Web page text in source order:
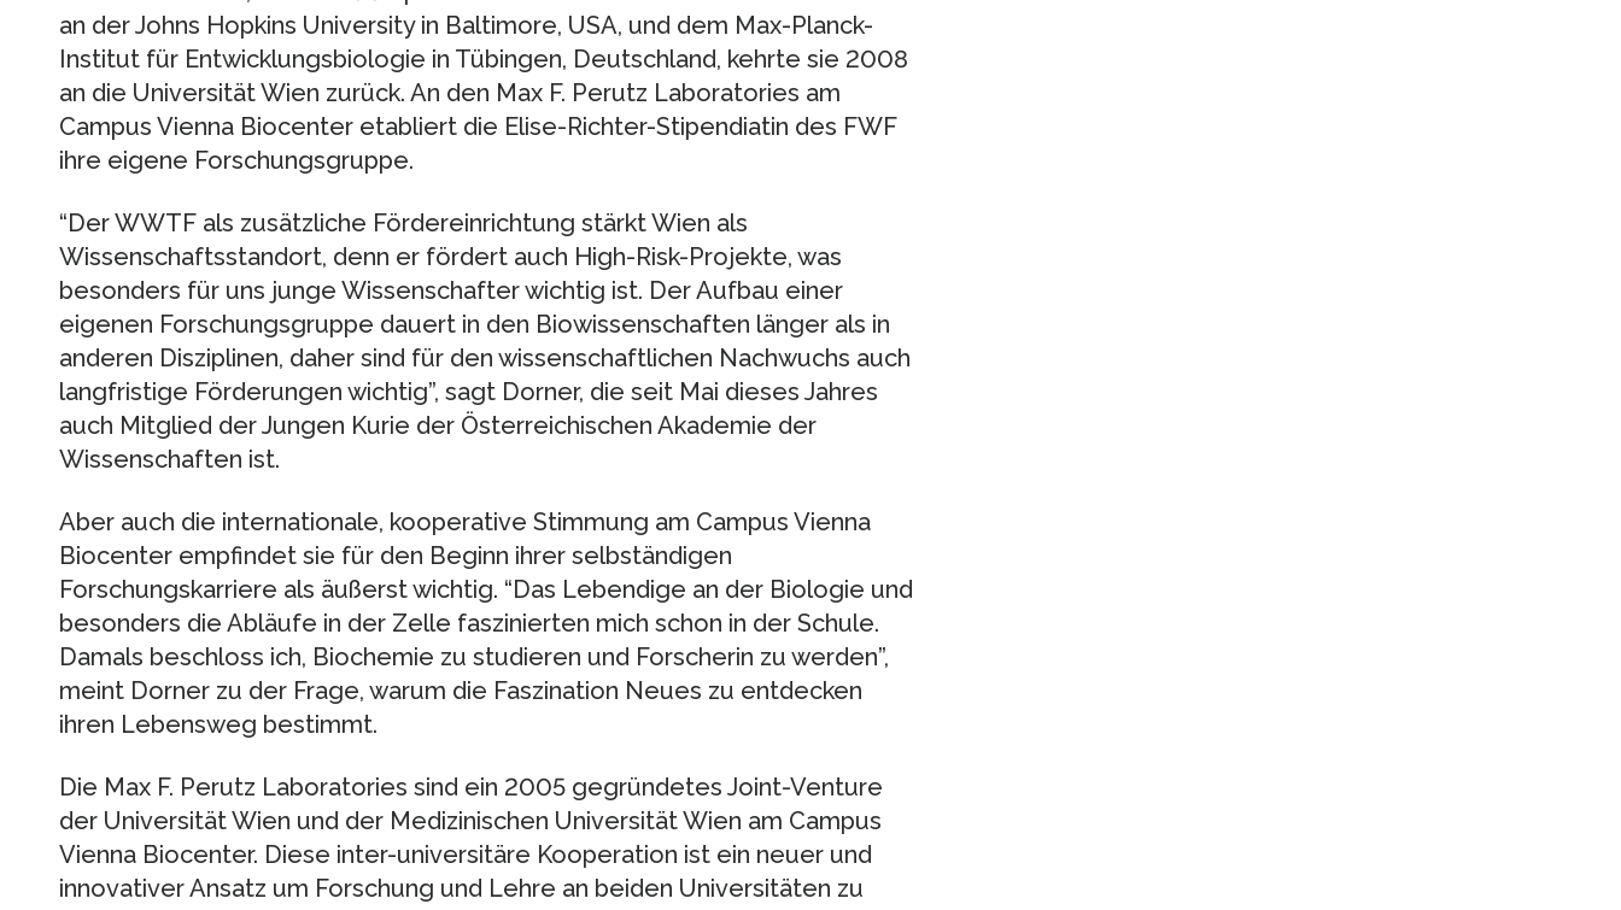
an der Johns Hopkins University in Baltimore, USA, und dem Max-Planck-
Institut für Entwicklungsbiologie in Tübingen, Deutschland, kehrte sie 2008
an die Universität Wien zurück. An den Max F. Perutz Laboratories am
Campus Vienna Biocenter etabliert die Elise-Richter-Stipendiatin des FWF
ihre eigene Forschungsgruppe.
“Der WWTF als zusätzliche Fördereinrichtung stärkt Wien als
Wissenschaftsstandort, denn er fördert auch High-Risk-Projekte, was
besonders für uns junge Wissenschafter wichtig ist. Der Aufbau einer
eigenen Forschungsgruppe dauert in den Biowissenschaften länger als in
anderen Disziplinen, daher sind für den wissenschaftlichen Nachwuchs auch
langfristige Förderungen wichtig”, sagt Dorner, die seit Mai dieses Jahres
auch Mitglied der Jungen Kurie der Österreichischen Akademie der
Wissenschaften ist.
Aber auch die internationale, kooperative Stimmung am Campus Vienna
Biocenter empfindet sie für den Beginn ihrer selbständigen
Forschungskarriere als äußerst wichtig. “Das Lebendige an der Biologie und
besonders die Abläufe in der Zelle faszinierten mich schon in der Schule.
Damals beschloss ich, Biochemie zu studieren und Forscherin zu werden”,
meint Dorner zu der Frage, warum die Faszination Neues zu entdecken
ihren Lebensweg bestimmt.
Die Max F. Perutz Laboratories sind ein 2005 gegründetes Joint-Venture
der Universität Wien und der Medizinischen Universität Wien am Campus
Vienna Biocenter. Diese inter-universitäre Kooperation ist ein neuer und
innovativer Ansatz um Forschung und Lehre an beiden Universitäten zu